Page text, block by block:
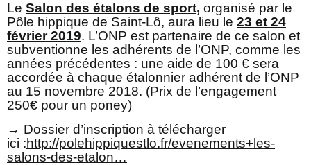
Le Salon des étalons de sport, organisé par le
Pôle hippique de Saint-Lô, aura lieu le 23 et 24
février 2019. L’ONP est partenaire de ce salon et
subventionne les adhérents de l’ONP, comme les
années précédentes : une aide de 100 € sera
accordée à chaque étalonnier adhérent de l’ONP
au 15 novembre 2018. (Prix de l’engagement
250€ pour un poney)
→ Dossier d’inscription à télécharger
ici :http://polehippiquestlo.fr/evenements+les-
salons-des-etalon…